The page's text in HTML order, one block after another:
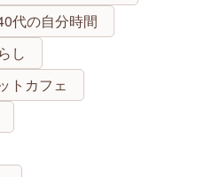
代の自分時間
し
トカフェ